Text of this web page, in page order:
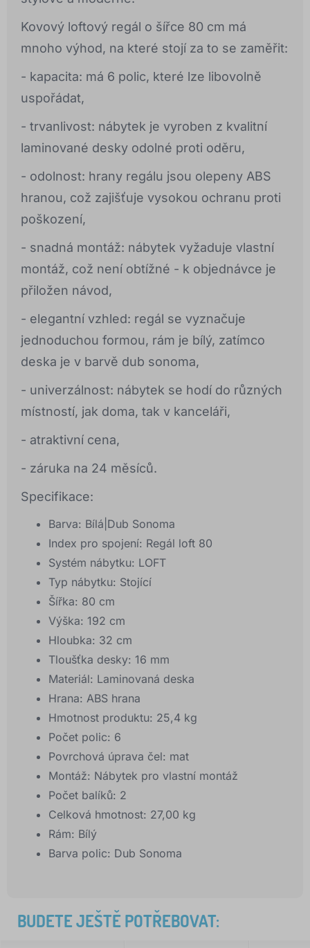
Kovový loftový regál o šířce 80 cm má
mnoho výhod, na které stojí za to se zaměřit:
- kapacita: má 6 polic, které lze libovolně
uspořádat,
- trvanlivost: nábytek je vyroben z kvalitní
laminované desky odolné proti oděru,
- odolnost: hrany regálu jsou olepeny ABS
hranou, což zajišťuje vysokou ochranu proti
poškození,
- snadná montáž: nábytek vyžaduje vlastní
montáž, což není obtížné - k objednávce je
přiložen návod,
- elegantní vzhled: regál se vyznačuje
jednoduchou formou, rám je bílý, zatímco
deska je v barvě dub sonoma,
- univerzálnost: nábytek se hodí do různých
místností, jak doma, tak v kanceláři,
- atraktivní cena,
- záruka na 24 měsíců.
Specifikace:
Barva: Bílá|Dub Sonoma
Index pro spojení: Regál loft 80
Systém nábytku: LOFT
Typ nábytku: Stojící
Šířka: 80 cm
Výška: 192 cm
Hloubka: 32 cm
Tloušťka desky: 16 mm
Materiál: Laminovaná deska
Hrana: ABS hrana
Hmotnost produktu: 25,4 kg
Počet polic: 6
Povrchová úprava čel: mat
Montáž: Nábytek pro vlastní montáž
Počet balíků: 2
Celková hmotnost: 27,00 kg
Rám: Bílý
Barva polic: Dub Sonoma
BUDETE JEŠTĚ POTŘEBOVAT: